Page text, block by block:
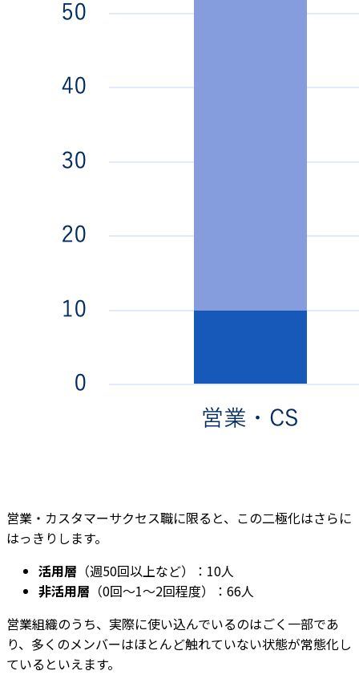
営業・カスタマーサクセス職に限ると、この二極化はさらに
はっきりします。
活用層 （週50回以上など）：10人
非活用層 （0回〜1〜2回程度）：66人
営業組織のうち、実際に使い込んでいるのはごく一部であ
り、多くのメンバーはほとんど触れていない状態が常態化し
ているといえます。